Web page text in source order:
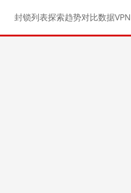
封锁列表探索趋势对比数据VPN